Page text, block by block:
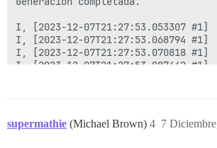
supermathie (Michael Brown) 7
4